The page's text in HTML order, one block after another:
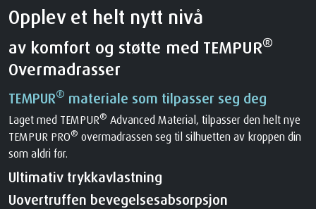
Opplev et helt nytt nivå
av komfort og støtte med TEMPUR®
Overmadrasser
TEMPUR® materiale som tilpasser seg deg
Laget med TEMPUR® Advanced Material, tilpasser den helt nye
TEMPUR PRO® overmadrassen seg til silhuetten av kroppen din
som aldri før.
Ultimativ trykkavlastning
Uovertruffen bevegelsesabsorpsjon